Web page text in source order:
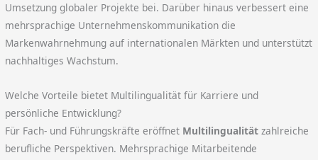
Umsetzung globaler Projekte bei. Darüber hinaus verbessert eine
mehrsprachige Unternehmenskommunikation die
Markenwahrnehmung auf internationalen Märkten und unterstützt
nachhaltiges Wachstum.
Welche Vorteile bietet Multilingualität für Karriere und
persönliche Entwicklung?
Für Fach- und Führungskräfte eröffnet Multilingualität zahlreiche
berufliche Perspektiven. Mehrsprachige Mitarbeitende